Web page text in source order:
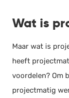
Wat is
Maar wat is
heeft
voordelen? Om
projectmatig